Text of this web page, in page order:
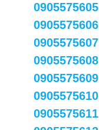
0905575605
0905575606
0905575607
0905575608
0905575609
0905575610
0905575611